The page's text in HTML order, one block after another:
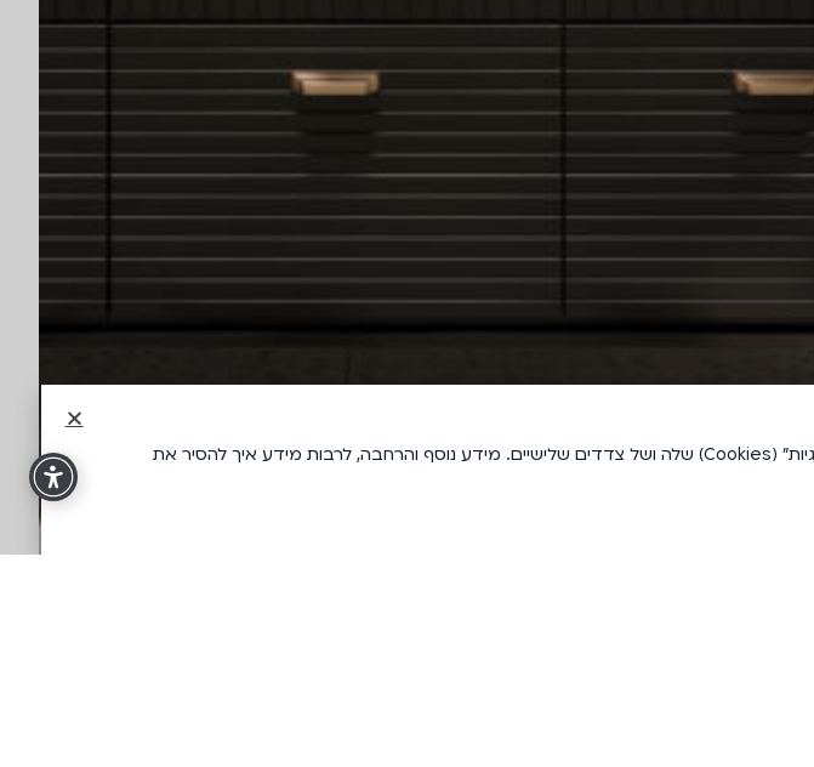
על מנת שנוכל להעניק לכם חווית גלישה מיטבית ולמטרות אנליטיקה, האתר עושה שימוש ב"עוגיות" (Cookies) שלה ושל צדדים שלישיים. מידע נוסף והרחבה, לרבות מידע איך להסיר את